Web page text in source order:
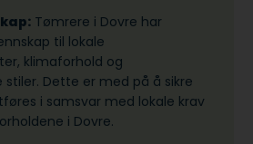
Tømrere i Dovre har
til lokale
klimaforhold og
stiler. Dette er med på å sikre
i samsvar med lokale krav
i Dovre.